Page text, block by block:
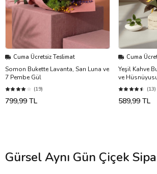
Cuma Ücretsiz Teslimat
Somon Bukette Lavanta, Sarı Luna ve
7 Pembe Gül
(19)
799,99 TL
Cuma
Yeşil Kahve
ve
(13)
589,99 TL
Gürsel Aynı Gün Çiçek